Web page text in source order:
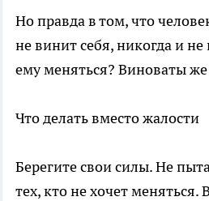
Но правда в том, что
не винит себя, никогда и
ему меняться? Виноваты же
Что делать вместо жалости
Берегите свои силы. Не
тех, кто не хочет